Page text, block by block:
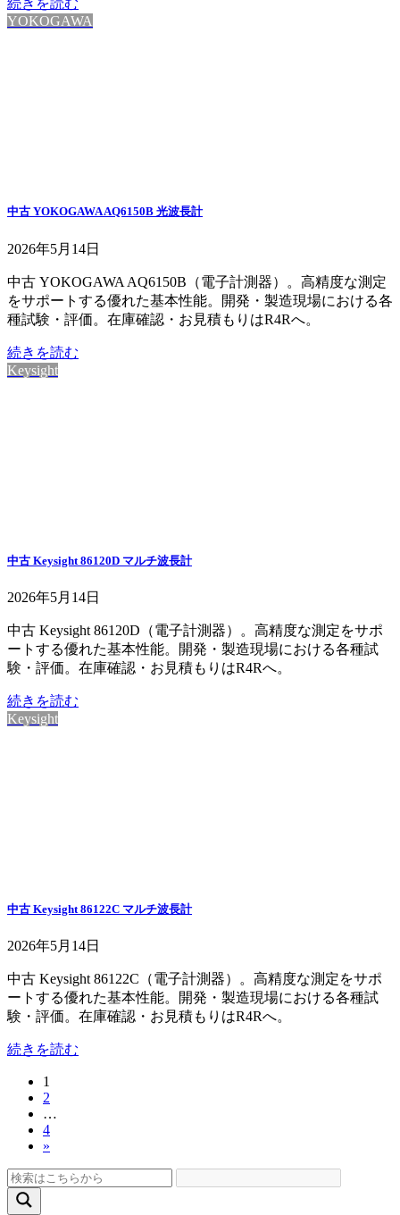
続きを読む
YOKOGAWA
中古 YOKOGAWA AQ6150B 光波長計
2026年5月14日
中古 YOKOGAWA AQ6150B（電子計測器）。高精度な測定
をサポートする優れた基本性能。開発・製造現場における各
種試験・評価。在庫確認・お見積もりはR4Rへ。
続きを読む
Keysight
中古 Keysight 86120D マルチ波長計
2026年5月14日
中古 Keysight 86120D（電子計測器）。高精度な測定をサポ
ートする優れた基本性能。開発・製造現場における各種試
験・評価。在庫確認・お見積もりはR4Rへ。
続きを読む
Keysight
中古 Keysight 86122C マルチ波長計
2026年5月14日
中古 Keysight 86122C（電子計測器）。高精度な測定をサポ
ートする優れた基本性能。開発・製造現場における各種試
験・評価。在庫確認・お見積もりはR4Rへ。
続きを読む
ペ
ー
固
定
ペ
ー
ジ
1
固
定
ペ
ー
ジ
2
…
固
定
ペ
ー
4
»